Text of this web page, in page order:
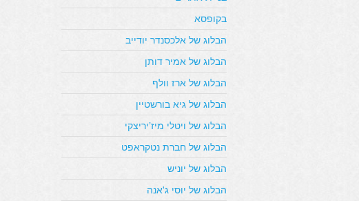
בקופסא
הבלוג של אלכסנדר יודייב
הבלוג של אמיר דותן
הבלוג של ארז וולף
הבלוג של גיא בורשטיין
הבלוג של ויטלי מיז’יריצקי
הבלוג של חברת נטקראפט
הבלוג של יוניש
הבלוג של יוסי ג'אנה